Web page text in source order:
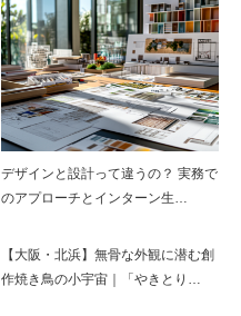
デザインと設計って違うの？ 実務で
のアプローチとインターン生…
【大阪・北浜】無骨な外観に潜む創
作焼き鳥の小宇宙｜「やきとり…